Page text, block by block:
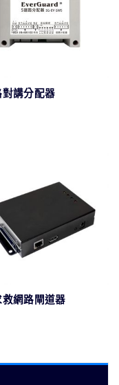
對講分配器
救網路閘道器